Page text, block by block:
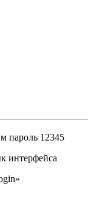
пароль 12345
интерфейса
»